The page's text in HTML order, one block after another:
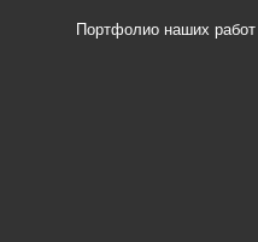
Портфолио наших работ